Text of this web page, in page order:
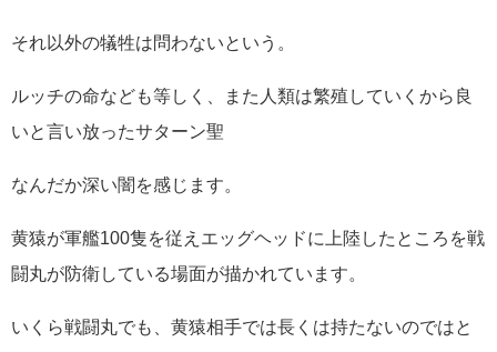
それ以外の犠牲は問わないという。
ルッチの命なども等しく、また人類は繁殖していくから良
いと言い放ったサターン聖
なんだか深い闇を感じます。
黄猿が軍艦100隻を従えエッグヘッドに上陸したところを戦
闘丸が防衛している場面が描かれています。
いくら戦闘丸でも、黄猿相手では長くは持たないのではと